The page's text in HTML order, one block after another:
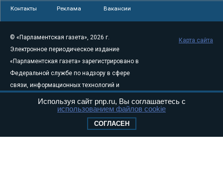
Контакты Реклама Вакансии
© «Парламентская газета», 2026 г.
Электронное периодическое издание
«Парламентская газета» зарегистрировано в
Федеральной службе по надзору в сфере
связи, информационных технологий и
массовых коммуникаций (Роскомнадзор) 05
августа 2011 года. 18+
Свидетельство о регистрации Эл № ФС77-
Карта сайта
Используя сайт pnp.ru, Вы соглашаетесь с
использованием файлов cookie
СОГЛАСЕН